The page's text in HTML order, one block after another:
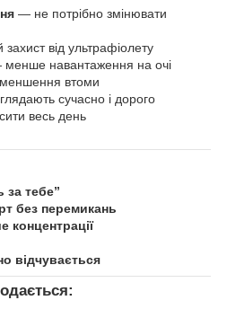
— не потрібно змінювати
від ультрафіолету
навантаження на очі
втоми
сучасно і дорого
весь день
тебе”
без перемикань
відчувається